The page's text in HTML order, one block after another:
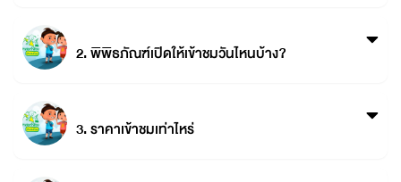
2. พิพิธภัณฑ์เปิดให้เข้าชมวันไหนบ้าง?
3. ราคาเข้าชมเท่าไหร่